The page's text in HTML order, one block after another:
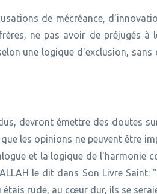
de mécréance,
ne pas avoir de préjugés à
une logique d'exclusion,
devront émettre des doutes
les opinions ne peuvent être
et la logique de l'harmonie
le dit dans Son Livre
rude, au cœur dur, ils se